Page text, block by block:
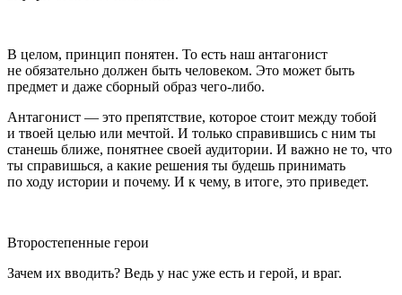
В целом, принцип понятен. То есть наш антагонист
не обязательно должен быть человеком. Это может быть
предмет и даже сборный образ чего-либо.
Антагонист — это препятствие, которое стоит между тобой
и твоей целью или мечтой. И только справившись с ним ты
станешь ближе, понятнее своей аудитории. И важно не то, что
ты справишься, а какие решения ты будешь принимать
по ходу истории и почему. И к чему, в итоге, это приведет.
Второстепенные герои
Зачем их вводить? Ведь у нас уже есть и герой, и враг.